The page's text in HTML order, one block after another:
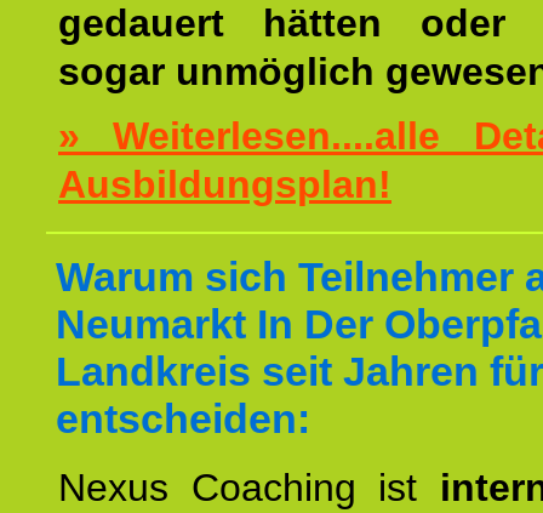
gedauert hätten oder
sogar unmöglich
» Weiterlesen....alle
Ausbildungsplan!
Warum sich Teilnehmer
Neumarkt In Der
Landkreis seit Jahren
entscheiden:
Nexus Coaching ist